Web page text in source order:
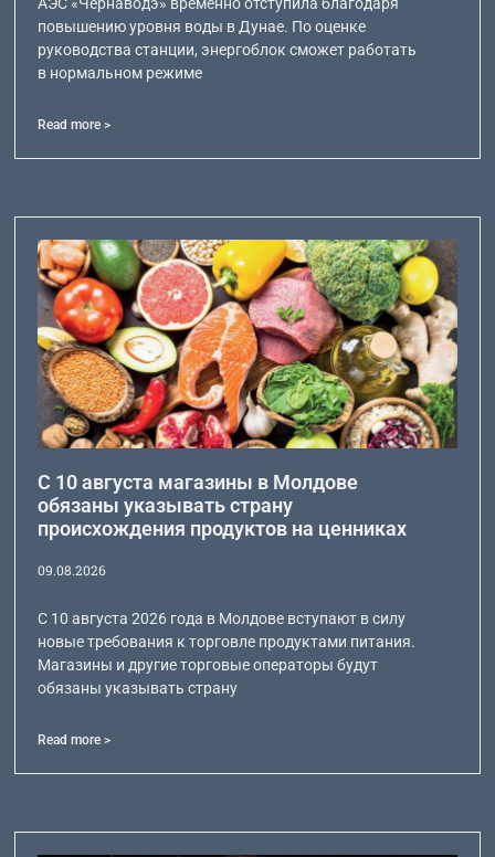
повышению уровня воды в Дунае. По оценке
руководства станции, энергоблок сможет работать
в нормальном режиме
Read more >
С 10 августа магазины в Молдове
обязаны указывать страну
происхождения продуктов на ценниках
09.08.2026
С 10 августа 2026 года в Молдове вступают в силу
новые требования к торговле продуктами питания.
Магазины и другие торговые операторы будут
обязаны указывать страну
Read more >